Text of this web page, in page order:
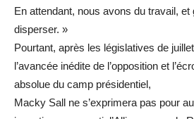
En attendant, nous avons du travail, et
disperser. »
Pourtant, après les législatives de
l’avancée inédite de l’opposition et
absolue du camp présidentiel,
Macky Sall ne s’exprimera pas pour